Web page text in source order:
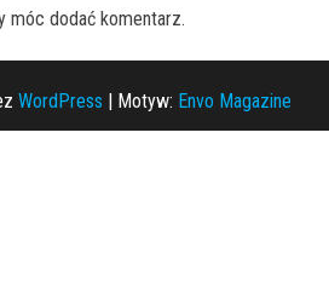
móc dodać komentarz.
WordPress | Motyw: Envo Magazine